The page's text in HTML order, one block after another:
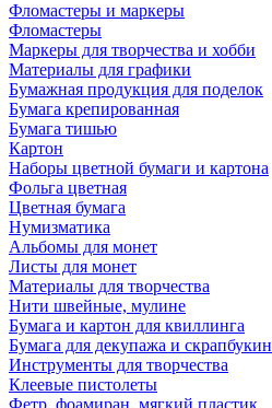
Фломастеры и маркеры
Фломастеры
Маркеры для творчества и хобби
Материалы для графики
Бумажная продукция для поделок
Бумага крепированная
Бумага тишью
Картон
Наборы цветной бумаги и картона
Фольга цветная
Цветная бумага
Нумизматика
Альбомы для монет
Листы для монет
Материалы для творчества
Нити швейные, мулине
Бумага и картон для квиллинга
Бумага для декупажа и
Инструменты для творчества
Клеевые пистолеты
Фетр, фоамиран, мягкий пластик